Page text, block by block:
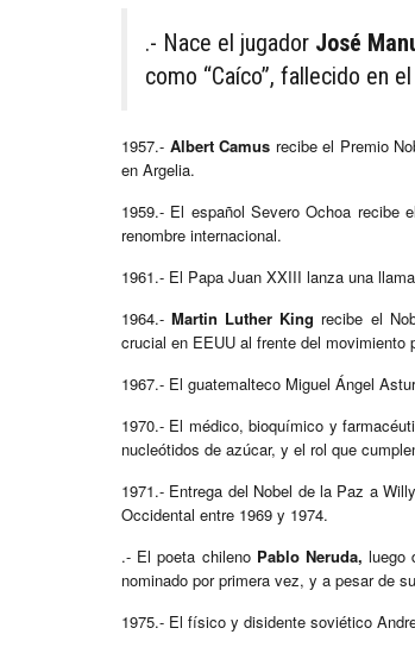
.- Nace el jugador José
como “Caíco”, fallecido en
1957.- Albert Camus recibe el Premio
en Argelia.
1959.- El español Severo Ochoa recibe
renombre internacional.
1961.- El Papa Juan XXIII lanza una
1964.-Martin Luther King recibe el
crucial en EEUU al frente del
1967.- El guatemalteco Miguel Ángel
1970.- El médico, bioquímico y
nucleótidos de azúcar, y el rol que
1971.- Entrega del Nobel de la Paz a
Occidental entre 1969 y 1974.​
.- El poeta chilenoPablo Neruda, luego
nominado por primera vez, y a pesar de
1975.- El físico y disidente soviético